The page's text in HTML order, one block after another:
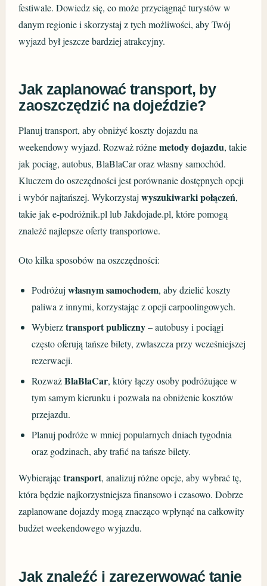
festiwale. Dowiedz się, co może przyciągnąć turystów w
danym regionie i skorzystaj z tych możliwości, aby Twój
wyjazd był jeszcze bardziej atrakcyjny.
Jak zaplanować transport, by
zaoszczędzić na dojeździe?
Planuj transport, aby obniżyć koszty dojazdu na
weekendowy wyjazd. Rozważ różnemetody dojazdu, takie
jak pociąg, autobus, BlaBlaCar oraz własny samochód.
Kluczem do oszczędności jest porównanie dostępnych opcji
i wybór najtańszej. Wykorzystajwyszukiwarki połączeń,
takie jak e-podróżnik.pl lub Jakdojade.pl, które pomogą
znaleźć najlepsze oferty transportowe.
Oto kilka sposobów na oszczędności:
Podróżuj własnym samochodem, aby dzielić koszty
paliwa z innymi, korzystając z opcji carpoolingowych.
Wybierztransport publiczny– autobusy i pociągi
często oferują tańsze bilety, zwłaszcza przy wcześniejszej
rezerwacji.
RozważBlaBlaCar, który łączy osoby podróżujące w
tym samym kierunku i pozwala na obniżenie kosztów
przejazdu.
Planuj podróże w mniej popularnych dniach tygodnia
oraz godzinach, aby trafić na tańsze bilety.
Wybierająctransport, analizuj różne opcje, aby wybrać tę,
która będzie najkorzystniejsza finansowo i czasowo. Dobrze
zaplanowane dojazdy mogą znacząco wpłynąć na całkowity
budżet weekendowego wyjazdu.
Jak znaleźć i zarezerwować tanie